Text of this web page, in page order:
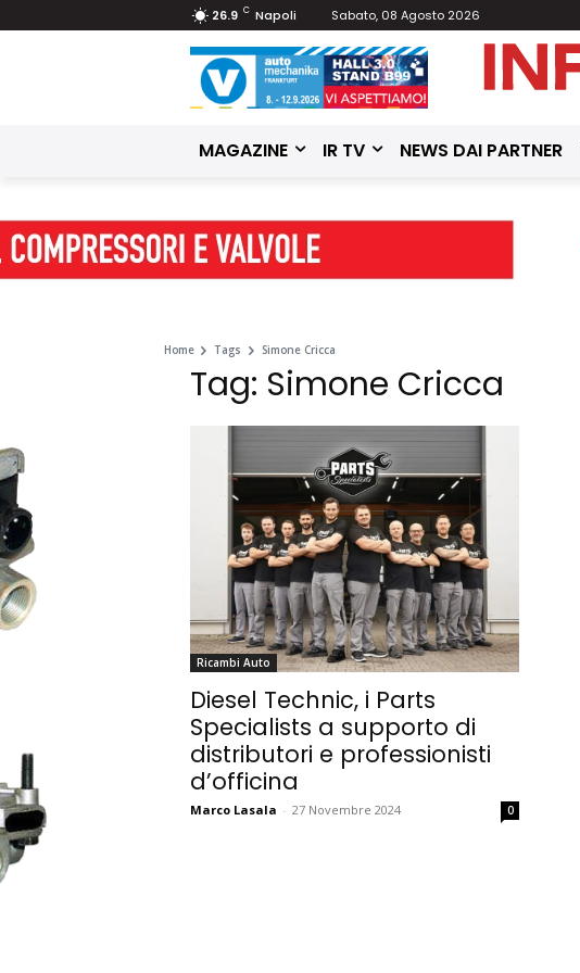
26.9 C Napoli Sabato, 08 Agosto 2026
MAGAZINE IR TV NEWS DAI PARTNER
Home Tags Simone Cricca
Tag: Simone Cricca
Ricambi Auto
Diesel Technic, i Parts
Specialists a supporto di
distributori e professionisti
d’officina
Marco Lasala - 27 Novembre 2024 0